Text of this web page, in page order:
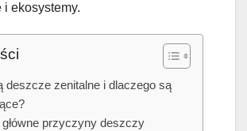
i ekosystemy.
deszcze zenitalne i dlaczego są
przyczyny deszczy